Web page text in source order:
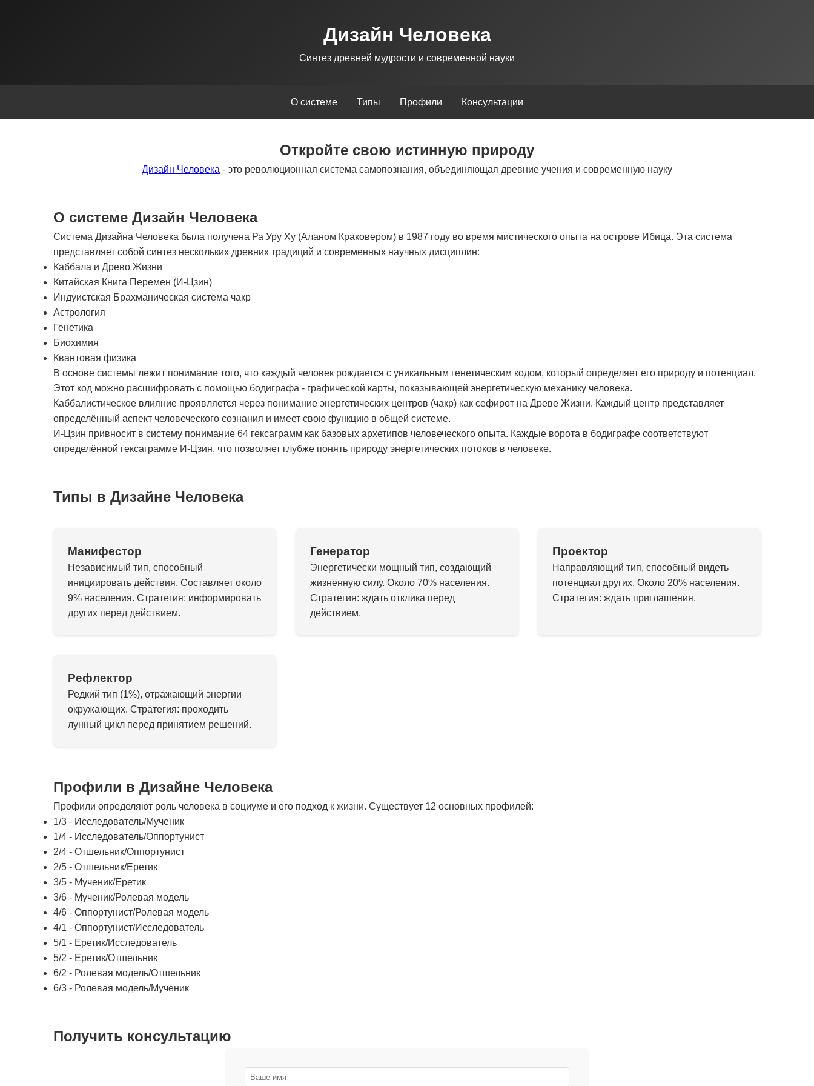
Дизайн Человека
Синтез древней мудрости и современной науки
О системе Типы Профили Консультации
Откройте свою истинную природу
Дизайн Человека - это революционная система самопознания, объединяющая древние учения и современную науку
О системе Дизайн Человека
Система Дизайна Человека была получена Ра Уру Ху (Аланом Краковером) в 1987 году во время мистического опыта на острове Ибица. Эта система
представляет собой синтез нескольких древних традиций и современных научных дисциплин:
Каббала и Древо Жизни
Китайская Книга Перемен (И-Цзин)
Индуистская Брахманическая система чакр
Астрология
Генетика
Биохимия
Квантовая физика
В основе системы лежит понимание того, что каждый человек рождается с уникальным генетическим кодом, который определяет его природу и потенциал.
Этот код можно расшифровать с помощью бодиграфа - графической карты, показывающей энергетическую механику человека.
Каббалистическое влияние проявляется через понимание энергетических центров (чакр) как сефирот на Древе Жизни. Каждый центр представляет
определённый аспект человеческого сознания и имеет свою функцию в общей системе.
И-Цзин привносит в систему понимание 64 гексаграмм как базовых архетипов человеческого опыта. Каждые ворота в бодиграфе соответствуют
определённой гексаграмме И-Цзин, что позволяет глубже понять природу энергетических потоков в человеке.
Типы в Дизайне Человека
Манифестор
Независимый тип, способный
инициировать действия. Составляет около
9% населения. Стратегия: информировать
других перед действием.
Генератор
Энергетически мощный тип, создающий
жизненную силу. Около 70% населения.
Стратегия: ждать отклика перед
действием.
Проектор
Направляющий тип, способный видеть
потенциал других. Около 20% населения.
Стратегия: ждать приглашения.
Рефлектор
Редкий тип (1%), отражающий энергии
окружающих. Стратегия: проходить
лунный цикл перед принятием решений.
Профили в Дизайне Человека
Профили определяют роль человека в социуме и его подход к жизни. Существует 12 основных профилей:
1/3 - Исследователь/Мученик
1/4 - Исследователь/Оппортунист
2/4 - Отшельник/Оппортунист
2/5 - Отшельник/Еретик
3/5 - Мученик/Еретик
3/6 - Мученик/Ролевая модель
4/6 - Оппортунист/Ролевая модель
4/1 - Оппортунист/Исследователь
5/1 - Еретик/Исследователь
5/2 - Еретик/Отшельник
6/2 - Ролевая модель/Отшельник
6/3 - Ролевая модель/Мученик
Получить консультацию